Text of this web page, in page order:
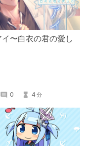
イ〜白衣の君の愛し
0 4 分